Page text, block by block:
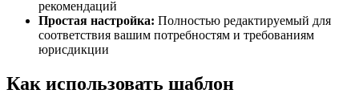
рекомендаций
Простая настройка: Полностью редактируемый для
соответствия вашим потребностям и требованиям
юрисдикции
Как использовать шаблон